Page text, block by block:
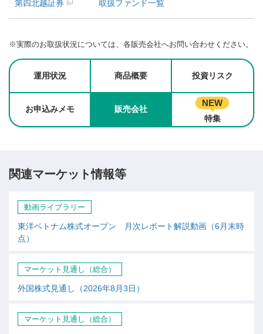
第四北越証券 取扱ファンド一覧
※実際のお取扱状況については、各販売会社へお問い合わせください。
運用状況 商品概要 投資リスク
お申込みメモ 販売会社
NEW
特集
関連マーケット情報等
動画ライブラリー
東洋ベトナム株式オープン 月次レポート解説動画（6月末時
点）
マーケット見通し（総合）
外国株式見通し（2026年8月3日）
マーケット見通し（総合）